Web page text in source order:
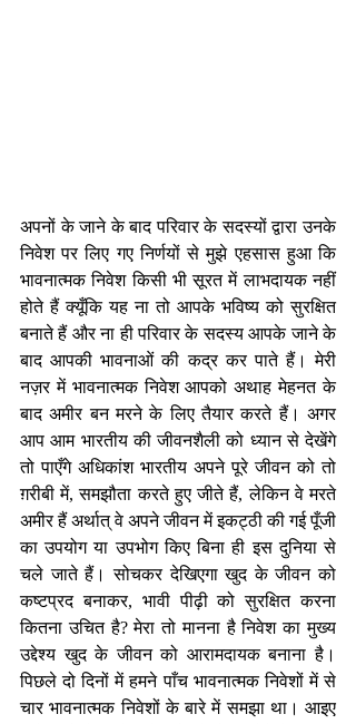
अपनों के जाने के बाद परिवार के सदस्यों द्वारा उनके
निवेश पर लिए गए निर्णयों से मुझे एहसास हुआ कि
भावनात्मक निवेश किसी भी सूरत में लाभदायक नहीं
होते हैं क्यूँकि यह ना तो आपके भविष्य को सुरक्षित
बनाते हैं और ना ही परिवार के सदस्य आपके जाने के
बाद आपकी भावनाओं की कद्र कर पाते हैं। मेरी
नज़र में भावनात्मक निवेश आपको अथाह मेहनत के
बाद अमीर बन मरने के लिए तैयार करते हैं। अगर
आप आम भारतीय की जीवनशैली को ध्यान से देखेंगे
तो पाएँगे अधिकांश भारतीय अपने पूरे जीवन को तो
ग़रीबी में, समझौता करते हुए जीते हैं, लेकिन वे मरते
अमीर हैं अर्थात् वे अपने जीवन में इकट्ठी की गई पूँजी
का उपयोग या उपभोग किए बिना ही इस दुनिया से
चले जाते हैं। सोचकर देखिएगा खुद के जीवन को
कष्टप्रद बनाकर, भावी पीढ़ी को सुरक्षित करना
कितना उचित है? मेरा तो मानना है निवेश का मुख्य
उद्देश्य खुद के जीवन को आरामदायक बनाना है।
पिछले दो दिनों में हमने पाँच भावनात्मक निवेशों में से
चार भावनात्मक निवेशों के बारे में समझा था। आइए